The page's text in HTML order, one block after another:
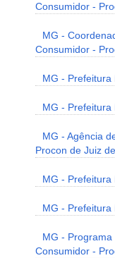
Consumidor -
MG -
Consumidor -
MG - Prefeitura
MG -
MG - Agência
Procon de Juiz
MG - Prefeitura
MG -
MG -
Consumidor -